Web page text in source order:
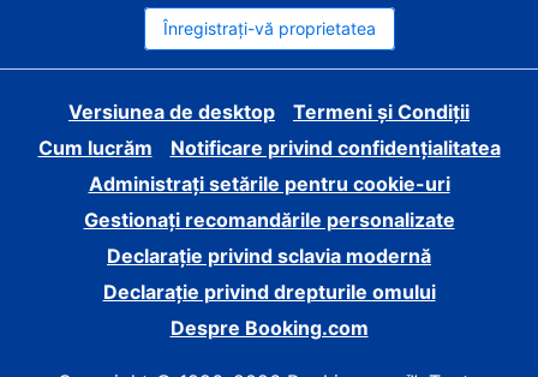
Înregistrați-vă proprietatea
Versiunea de desktop
Termeni și Condiții
Cum lucrăm
Notificare privind confidențialitatea
Administrați setările pentru cookie-uri
Gestionați recomandările personalizate
Declarație privind sclavia modernă
Declarație privind drepturile omului
Despre Booking.com